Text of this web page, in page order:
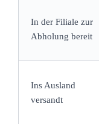
In der Filiale zur
Abholung bereit
Ins Ausland
versandt